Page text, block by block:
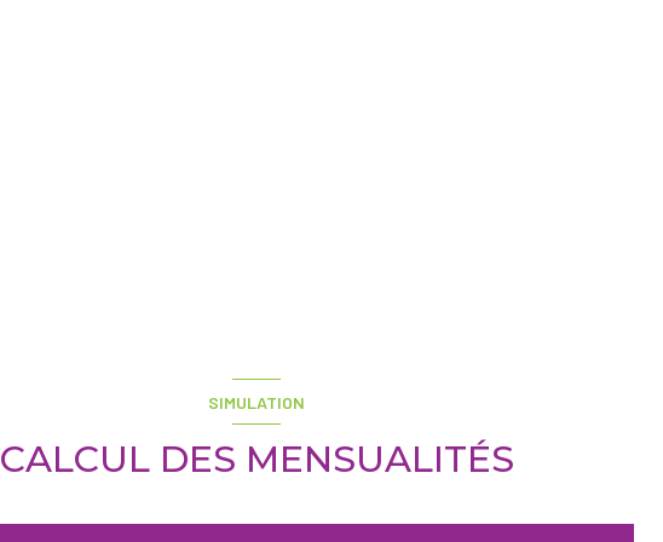
SIMULATION
CALCUL DES MENSUALITÉS